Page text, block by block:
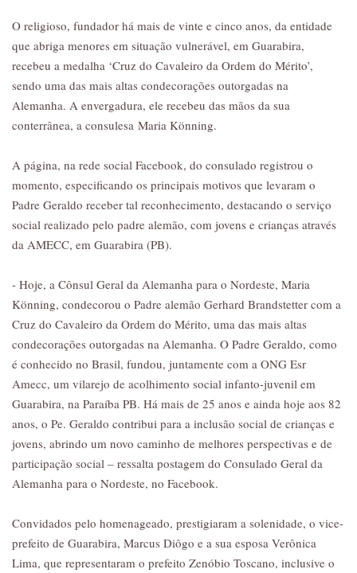
O religioso, fundador há mais de vinte e cinco anos, da entidade
que abriga menores em situação vulnerável, em Guarabira,
recebeu a medalha ‘Cruz do Cavaleiro da Ordem do Mérito’,
sendo uma das mais altas condecorações outorgadas na
Alemanha. A envergadura, ele recebeu das mãos da sua
conterrânea, a consulesa Maria Könning.
A página, na rede social Facebook, do consulado registrou o
momento, especificando os principais motivos que levaram o
Padre Geraldo receber tal reconhecimento, destacando o serviço
social realizado pelo padre alemão, com jovens e crianças através
da AMECC, em Guarabira (PB).
- Hoje, a Cônsul Geral da Alemanha para o Nordeste, Maria
Könning, condecorou o Padre alemão Gerhard Brandstetter com a
Cruz do Cavaleiro da Ordem do Mérito, uma das mais altas
condecorações outorgadas na Alemanha. O Padre Geraldo, como
é conhecido no Brasil, fundou, juntamente com a ONG Esr
Amecc, um vilarejo de acolhimento social infanto-juvenil em
Guarabira, na Paraíba PB. Há mais de 25 anos e ainda hoje aos 82
anos, o Pe. Geraldo contribui para a inclusão social de crianças e
jovens, abrindo um novo caminho de melhores perspectivas e de
participação social – ressalta postagem do Consulado Geral da
Alemanha para o Nordeste, no Facebook.
Convidados pelo homenageado, prestigiaram a solenidade, o vice-
prefeito de Guarabira, Marcus Diôgo e a sua esposa Verônica
Lima, que representaram o prefeito Zenóbio Toscano, inclusive o